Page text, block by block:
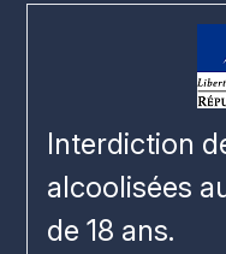
Interdiction
alcoolisées
de 18 ans.